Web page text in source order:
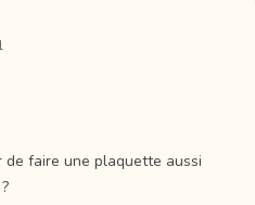
de faire une plaquette aussi